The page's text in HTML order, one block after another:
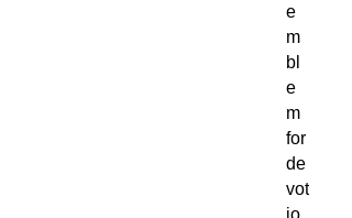
e
m
bl
e
m
for
de
vot
io